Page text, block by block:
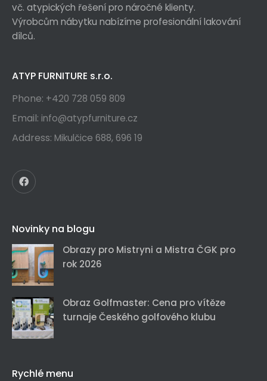
vč. atypických řešení pro náročné klienty.
Výrobcům nábytku nabízíme profesionální lakování
dílců.
ATYP FURNITURE s.r.o.
Phone: +420 728 059 809
Email: info@atypfurniture.cz
Address: Mikulčice 688, 696 19
Novinky na blogu
Obrazy pro Mistryni a Mistra ČGK pro
rok 2026
Obraz Golfmaster: Cena pro vítěze
turnaje Českého golfového klubu
Rychlé menu